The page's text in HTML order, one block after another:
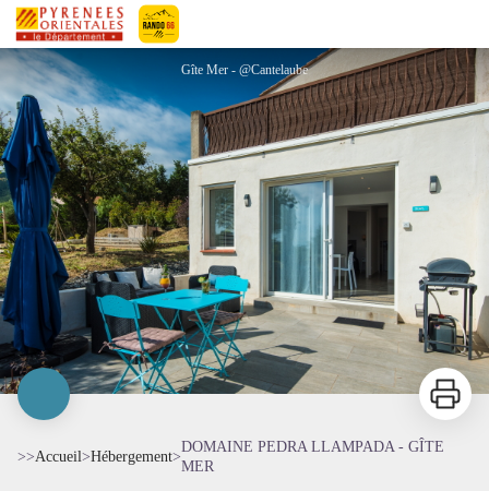
Pyrénées-Orientales Le Département
DOMAINE PEDRA LLAMPADA - GÎTE MER
Gîte Mer - @Cantelaube
Imprimer
>>Accueil>Hébergement>
DOMAINE PEDRA LLAMPADA - GÎTE
MER